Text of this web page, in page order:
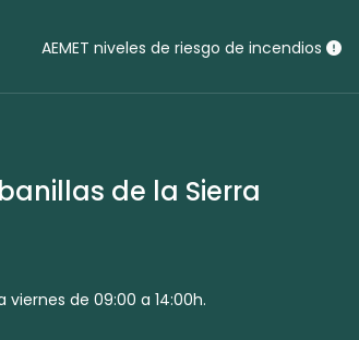
AEMET niveles de riesgo de incendios
de la Sierra
de 09:00 a 14:00h.